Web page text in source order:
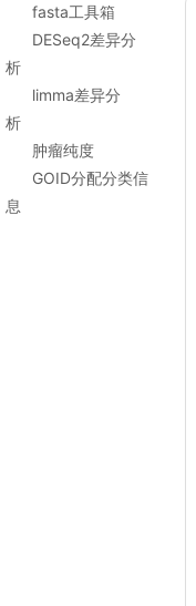
fasta工具箱
DESeq2差异分
析
limma差异分
析
肿瘤纯度
GOID分配分类信
息